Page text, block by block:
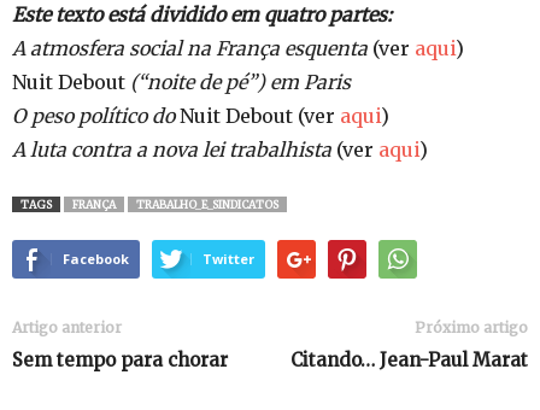
Este texto está dividido em quatro partes:
A atmosfera social na França esquenta (ver aqui)
Nuit Debout (“noite de pé”) em Paris
O peso político doNuit Debout (ver aqui)
A luta contra a nova lei trabalhista (ver aqui)
TAGS FRANÇA TRABALHO_E_SINDICATOS
Facebook Twitter
Artigo anterior
Sem tempo para chorar
Próximo artigo
Citando… Jean-Paul Marat